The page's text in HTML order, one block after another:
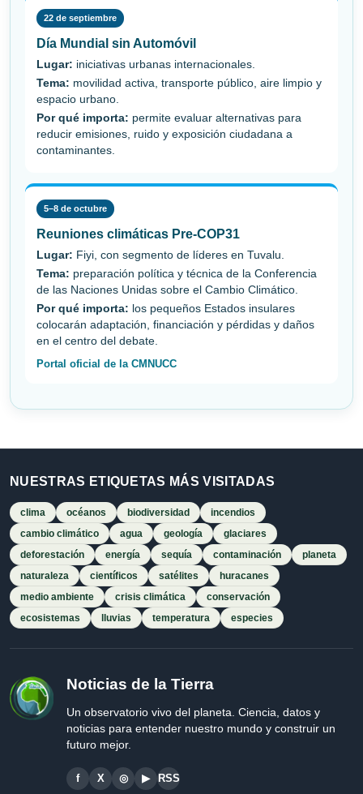
22 de septiembre
Día Mundial sin Automóvil
Lugar: iniciativas urbanas internacionales.
Tema: movilidad activa, transporte público, aire limpio y
espacio urbano.
Por qué importa: permite evaluar alternativas para
reducir emisiones, ruido y exposición ciudadana a
contaminantes.
5–8 de octubre
Reuniones climáticas Pre-COP31
Lugar: Fiyi, con segmento de líderes en Tuvalu.
Tema: preparación política y técnica de la Conferencia
de las Naciones Unidas sobre el Cambio Climático.
Por qué importa: los pequeños Estados insulares
colocarán adaptación, financiación y pérdidas y daños
en el centro del debate.
Portal oficial de la CMNUCC
NUESTRAS ETIQUETAS MÁS VISITADAS
clima océanos biodiversidad
incendios
cambio climático
agua geología
glaciares
deforestación
energía sequía contaminación
planeta
naturaleza
científicos satélites
huracanes
medio ambiente
crisis climática
conservación
ecosistemas
lluvias temperatura especies
Noticias de la Tierra
Un observatorio vivo del planeta. Ciencia, datos y
noticias para entender nuestro mundo y construir un
futuro mejor.
f X ◎ ▶ RSS